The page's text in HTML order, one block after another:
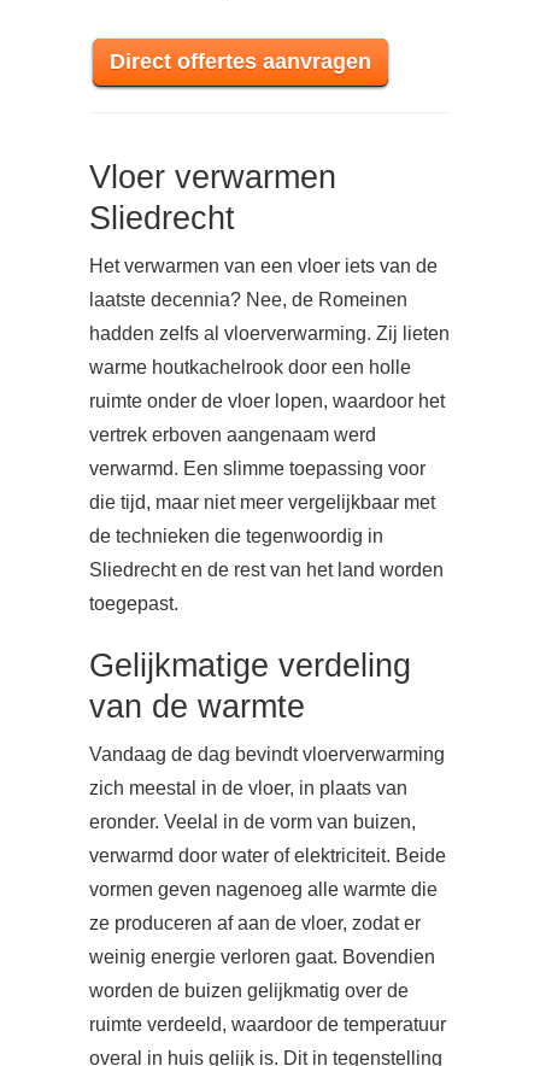
Direct offertes aanvragen
Vloer verwarmen
Sliedrecht
Het verwarmen van een vloer iets van de
laatste decennia? Nee, de Romeinen
hadden zelfs al vloerverwarming. Zij lieten
warme houtkachelrook door een holle
ruimte onder de vloer lopen, waardoor het
vertrek erboven aangenaam werd
verwarmd. Een slimme toepassing voor
die tijd, maar niet meer vergelijkbaar met
de technieken die tegenwoordig in
Sliedrecht en de rest van het land worden
toegepast.
Gelijkmatige verdeling
van de warmte
Vandaag de dag bevindt vloerverwarming
zich meestal in de vloer, in plaats van
eronder. Veelal in de vorm van buizen,
verwarmd door water of elektriciteit. Beide
vormen geven nagenoeg alle warmte die
ze produceren af aan de vloer, zodat er
weinig energie verloren gaat. Bovendien
worden de buizen gelijkmatig over de
ruimte verdeeld, waardoor de temperatuur
overal in huis gelijk is. Dit in tegenstelling